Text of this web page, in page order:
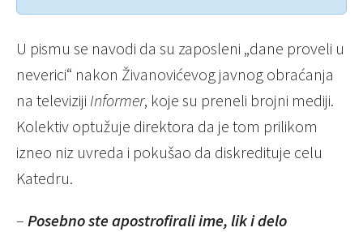
U pismu se navodi da su zaposleni „dane proveli u
neverici“ nakon Živanovićevog javnog obraćanja
na televiziji Informer, koje su preneli brojni mediji.
Kolektiv optužuje direktora da je tom prilikom
izneo niz uvreda i pokušao da diskredituje celu
Katedru.
– Posebno ste apostrofirali ime, lik i delo